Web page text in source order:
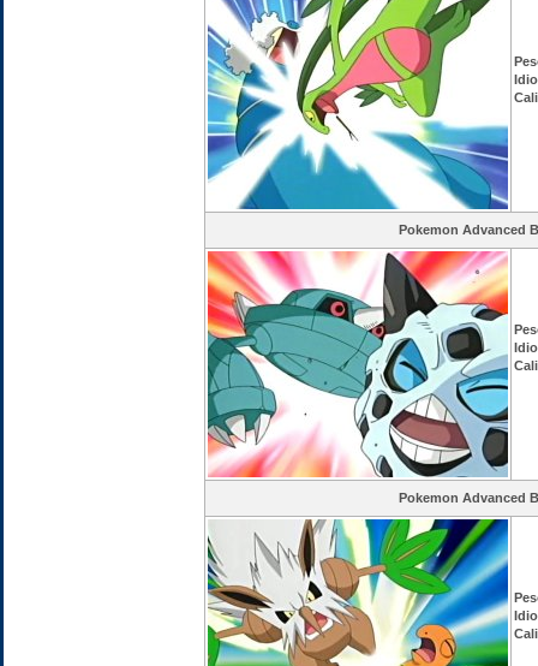
Pokemon Advanced
Pokemon Advanced